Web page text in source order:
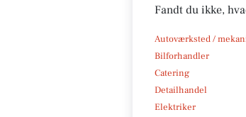
Fandt du ikke,
Autoværksted /
Bilforhandler
Catering
Detailhandel
Elektriker